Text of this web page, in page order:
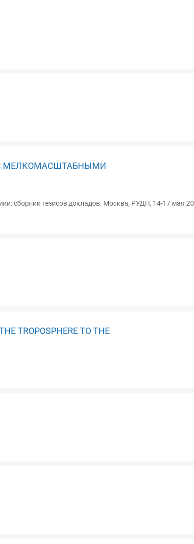
МЕЛКОМАСШТАБНЫМИ
сборник тезисов докладов. Москва, РУДН, 14-17 мая
TROPOSPHERE TO THE